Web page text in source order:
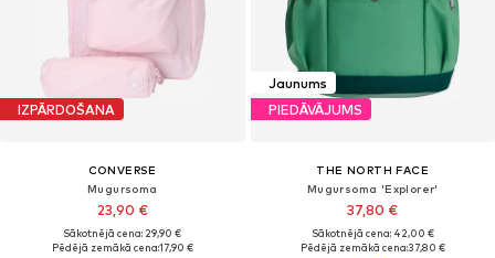
IZPĀRDOŠANA
CONVERSE
Mugursoma
23,90 €
Sākotnējā cena: 29,90 €
Pēdējā zemākā cena:17,90 €
Jaunums
PIEDĀVĀJUMS
THE NORTH FACE
Mugursoma 'Explorer'
37,80 €
Sākotnējā cena: 42,00 €
Pēdējā zemākā cena:37,80 €